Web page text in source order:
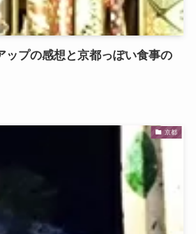
ップの感想と京都っぽい食事の
京都